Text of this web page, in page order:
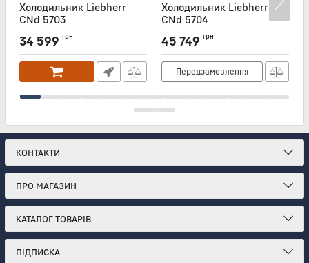
Холодильник Liebherr
CNd 5703
CND5703
34 599 грн
Холодильник Liebherr
CNd 5704
CND5704
45 749 грн
Передзамовлення
КОНТАКТИ
ПРО МАГАЗИН
КАТАЛОГ ТОВАРІВ
ПІДПИСКА